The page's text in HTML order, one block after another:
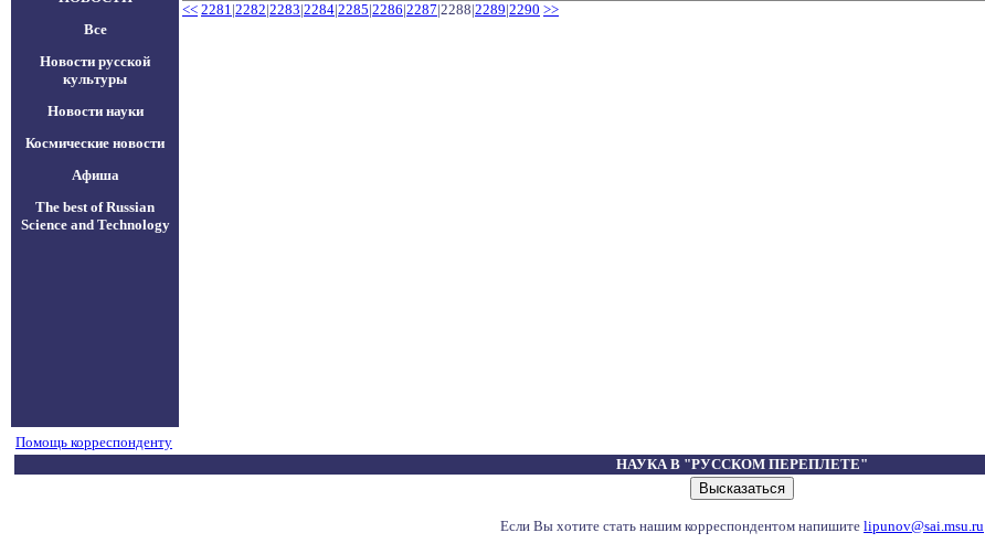
Все
Новости русской
культуры
Новости науки
Космические новости
Афиша
The best of Russian
Science and Technology
<< 2281|2282|2283|2284|2285|2286|2287|2288|2289|2290 >>
Помощь корреспонденту
НАУКА В "РУССКОМ ПЕРЕПЛЕТЕ"
Если Вы хотите стать нашим корреспондентом напишите lipunov@sai.msu.ru